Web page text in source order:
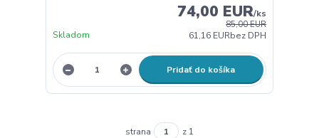
85,00 EUR
74,00 EUR/ks
61,16 EURbez DPH
Skladom
Pridať do košíka
strana z 1